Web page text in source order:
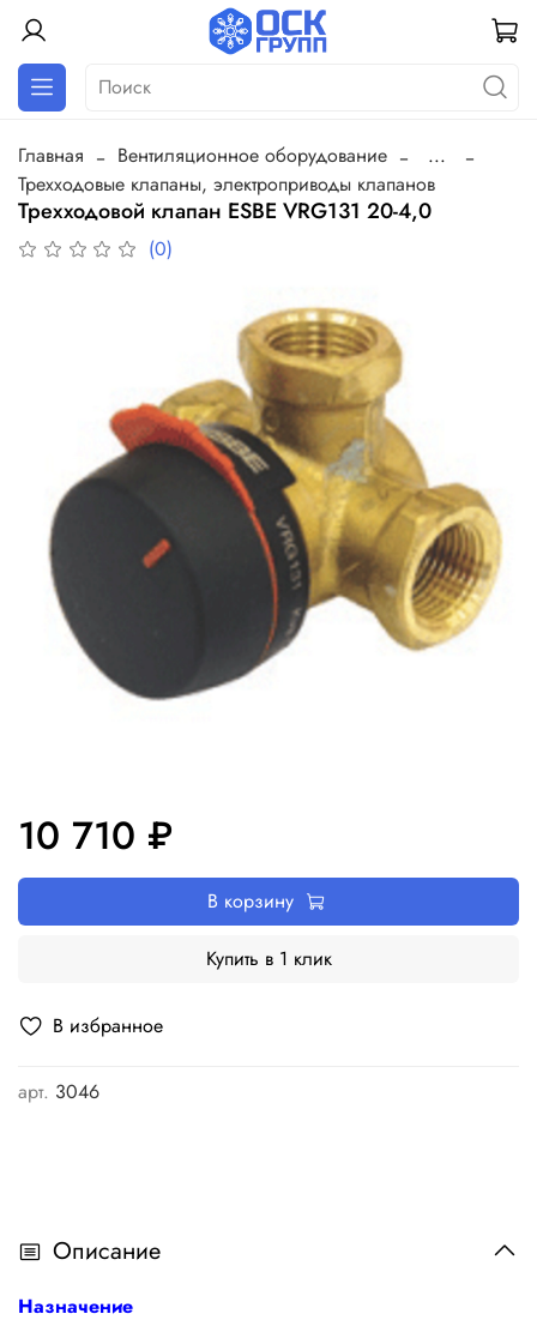
Главная Вентиляционное оборудование
...
Трехходовые клапаны, электроприводы клапанов
Трехходовой клапан ESBE VRG131 20-4,0
(0)
В избранное
арт. 3046
10 710 ₽
В корзину
Купить в 1 клик
Описание
Назначение